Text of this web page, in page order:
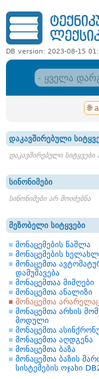
DB version: 2023-08-15
დაკავშირებული
დაკავშირებული სიტყვები
სინონიმები
სინონიმები არ მოიძებნა
მეზობელი სიტყვები
მონაცემების წაშლა
მონაცემების
მონაცემთა
დამუშავება
მონაცემთაა მიმღები
მონაცემთა ანალიზი
მონაცემთა
მონაცემთა არხის
მოდული
მონაცემთა
მონაცემთა აღდგენა
მონაცემთა ბაზა
მონაცემთა ბაზის
სისტემების ოჯახი